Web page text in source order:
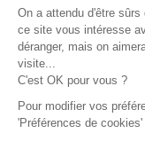
On a attendu d'être sûrs
ce site vous intéresse
déranger, mais on
visite...
C'est OK pour vous ?
Pour modifier vos
'Préférences de
Ne
Chaque semaine,
vins, les domaines
rater. Recevez tout